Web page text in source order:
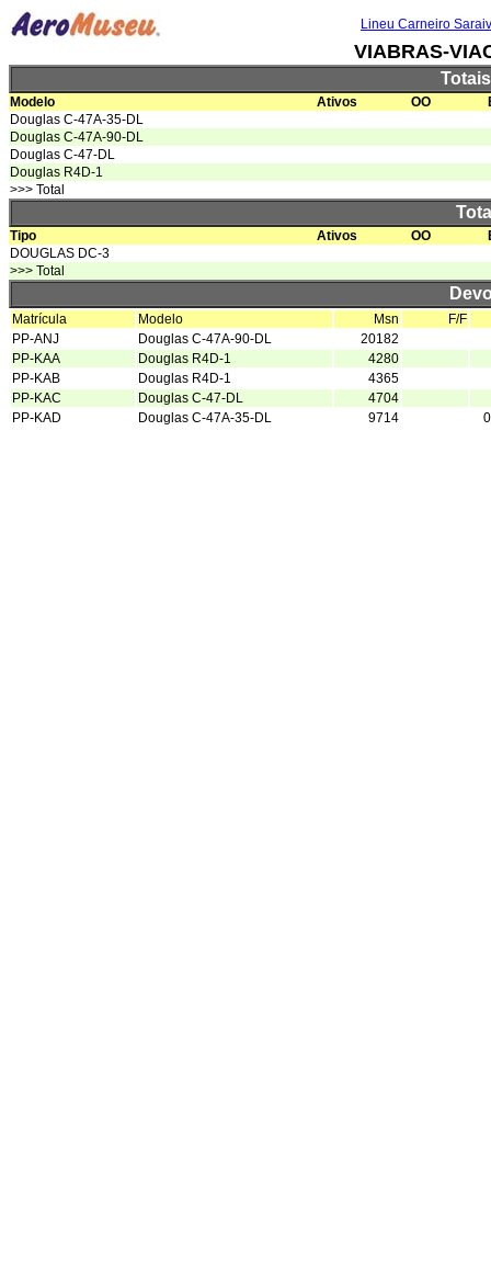
Lineu Carneiro
VIABRAS-
Modelo Ativos OO
Douglas C-47A-35-DL
Douglas C-47A-90-DL
Douglas C-47-DL
Douglas R4D-1
>>> Total
Tipo Ativos OO
DOUGLAS DC-3
>>> Total
Matrícula Modelo Msn
F/F
PP-ANJ
Douglas C-47A-90-DL
20182
PP-KAA
Douglas R4D-1
4280
PP-KAB
Douglas R4D-1
4365
PP-KAC
Douglas C-47-DL
4704
PP-KAD
Douglas C-47A-35-DL 9714